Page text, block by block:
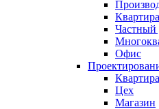
Квартира
Частный
Офис
Квартира
Цех
Магазин